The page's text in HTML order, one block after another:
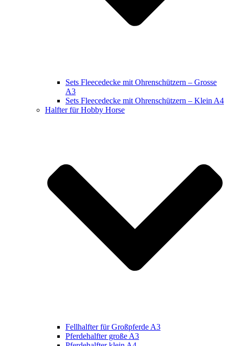
Sets Fleecedecke mit Ohrenschützern – Grosse
A3
Sets Fleecedecke mit Ohrenschützern – Klein A4
Halfter für Hobby Horse
Fellhalfter für Großpferde A3
Pferdehalfter große A3